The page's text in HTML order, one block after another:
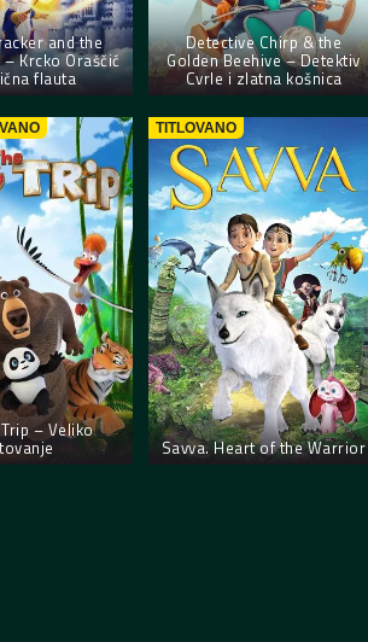
and the
Krcko Oraščić
flauta
Detective Chirp & the
Golden Beehive – Detektiv
Cvrle i zlatna košnica
– Veliko
TITLOVANO
Savva. Heart of the Warrior